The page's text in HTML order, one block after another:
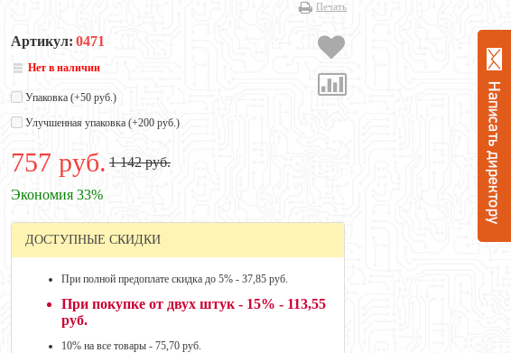
Печать
Артикул: 0471
Нет в наличии
Упаковка (+50 руб.)
Улучшенная упаковка (+200 руб.)
757 руб. 1 142 руб.
Экономия 33%
ДОСТУПНЫЕ СКИДКИ
При полной предоплате скидка до 5% - 37,85 руб.
При покупке от двух штук - 15% - 113,55
руб.
10% на все товары - 75,70 руб.